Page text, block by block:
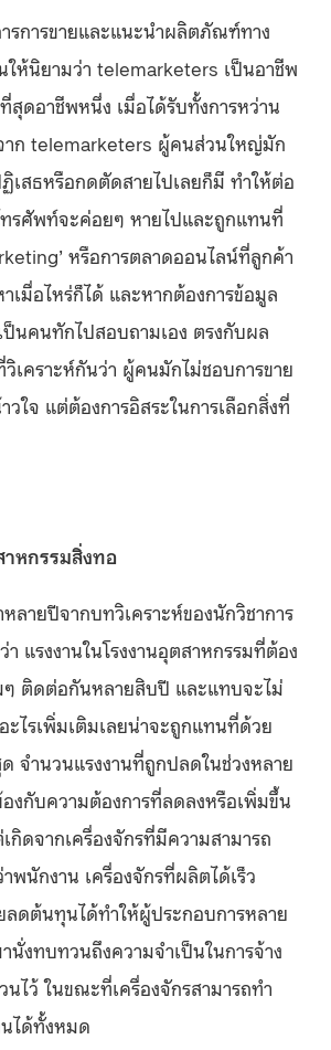
รการขายและแนะนำผลิตภัณฑ์ทาง
ห้นิยามว่า telemarketers เป็นอาชีพ
สุดอาชีพหนึ่ง เมื่อได้รับทั้งการหว่าน
าก telemarketers ผู้คนส่วนใหญ่มัก
เสธหรือกดตัดสายไปเลยก็มี ทำให้ต่อ
ทรศัพท์จะค่อยๆ หายไปและถูกแทนที่
หรือการตลาดออนไลน์ที่ลูกค้า
เมื่อไหร่ก็ได้ และหากต้องการข้อมูล
ป็นคนทักไปสอบถามเอง ตรงกับผล
เคราะห์กันว่า ผู้คนมักไม่ชอบการขาย
ใจ แต่ต้องการอิสระในการเลือกสิ่งที่
หกรรมสิ่งทอ
ลายปีจากบทวิเคราะห์ของนักวิชาการ
แรงงานในโรงงานอุตสาหกรรมที่ต้อง
ติดต่อกันหลายสิบปี และแทบจะไม่
ไรเพิ่มเติมเลยน่าจะถูกแทนที่ด้วย
จำนวนแรงงานที่ถูกปลดในช่วงหลาย
งกับความต้องการที่ลดลงหรือเพิ่มขึ้น
ดจากเครื่องจักรที่มีความสามารถ
พนักงาน เครื่องจักรที่ผลิตได้เร็ว
ลดต้นทุนได้ทำให้ผู้ประกอบการหลาย
นั่งทบทวนถึงความจำเป็นในการจ้าง
นไว้ ในขณะที่เครื่องจักรสามารถทำ
ได้ทั้งหมด